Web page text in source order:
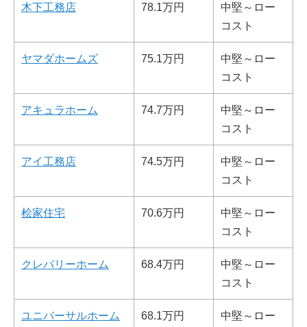
木下工務店 78.1万円
中堅～ロー
コスト
ヤマダホームズ 75.1万円
中堅～ロー
コスト
アキュラホーム 74.7万円
中堅～ロー
コスト
アイ工務店 74.5万円
中堅～ロー
コスト
桧家住宅 70.6万円
中堅～ロー
コスト
クレバリーホーム 68.4万円
中堅～ロー
コスト
ユニバーサルホーム 68.1万円
中堅～ロー